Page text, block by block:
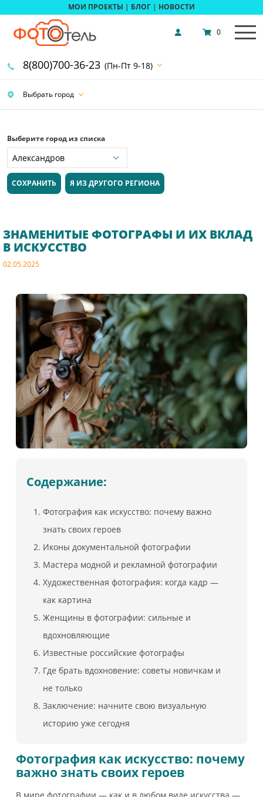
МОИ ПРОЕКТЫ | БЛОГ | НОВОСТИ
Выбрать город
8(800)700-36-23 (Пн-Пт 9-18)
0
Выберите город из списка
СОХРАНИТЬ Я ИЗ ДРУГОГО РЕГИОНА
ЗНАМЕНИТЫЕ ФОТОГРАФЫ И ИХ ВКЛАД
В ИСКУССТВО
02.05.2025
Содержание:
Фотография как искусство: почему важно
знать своих героев
Иконы документальной фотографии
Мастера модной и рекламной фотографии
Художественная фотография: когда кадр —
как картина
Женщины в фотографии: сильные и
вдохновляющие
Известные российские фотографы
Где брать вдохновение: советы новичкам и
не только
Заключение: начните свою визуальную
историю уже сегодня
Фотография как искусство: почему
важно знать своих героев